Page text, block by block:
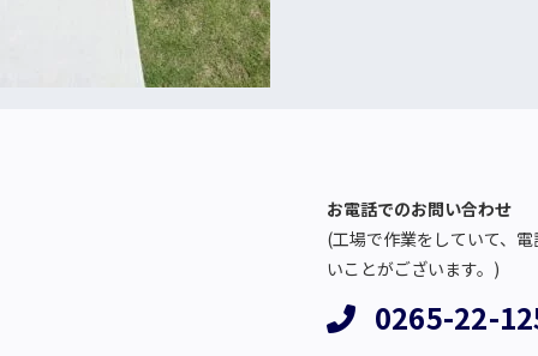
お電話でのお問い合わせ
(工場で作業をしていて、
いことがございます。)
0265-22-